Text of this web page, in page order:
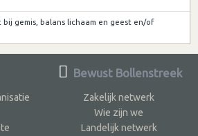
gemis, balans lichaam en geest en/of
Bewust Bollenstreek
Zakelijk netwerk
Wie zijn we
Landelijk netwerk